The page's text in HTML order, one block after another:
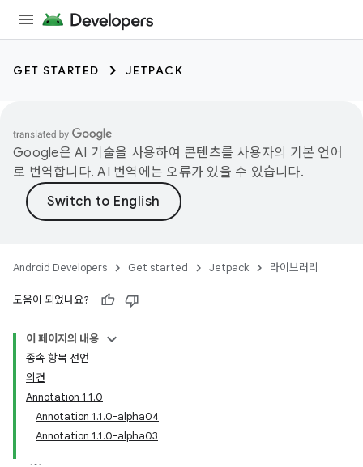
GET STARTED JETPACK
Google은 AI 기술을 사용하여 콘텐츠를 사용자의 기본 언어
로 번역합니다. AI 번역에는 오류가 있을 수 있습니다.
Android Developers Get started Jetpack 라이브러리
도움이 되었나요?
이 페이지의 내용
종속 항목 선언
의견
Annotation 1.1.0
Annotation 1.1.0-alpha04
Annotation 1.1.0-alpha03